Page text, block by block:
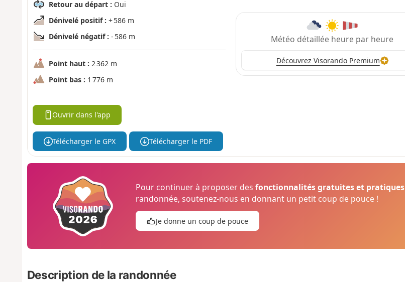
Retour au départ : Oui
Dénivelé positif : + 586 m
Dénivelé négatif : - 586 m
Point haut : 2 362 m
Point bas : 1 776 m
Météo détaillée heure par heure
Découvrez Visorando Premium
Ouvrir dans l'app
Télécharger le GPX Télécharger le PDF
Pour continuer à proposer desfonctionnalités gratuites et pratiques
randonnée, soutenez-nous en donnant un petit coup de pouce !
Je donne un coup de pouce
Description de la randonnée